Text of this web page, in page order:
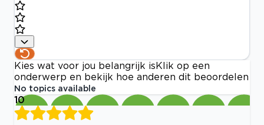
Kies wat voor jou belangrijk is Klik op een
onderwerp en bekijk hoe anderen dit beoordelen
No topics available
10